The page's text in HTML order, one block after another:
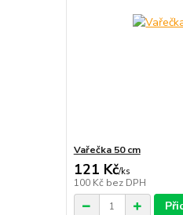
Vařečka 50 cm
121 Kč/ks
100 Kč bez DPH